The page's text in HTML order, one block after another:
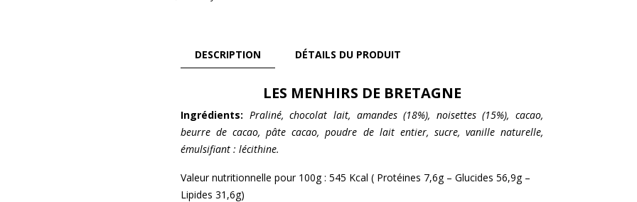
DESCRIPTION DÉTAILS DU PRODUIT
LES MENHIRS DE BRETAGNE
Ingrédients: Praliné, chocolat lait, amandes (18%), noisettes (15%), cacao,
beurre de cacao, pâte cacao, poudre de lait entier, sucre, vanille naturelle,
émulsifiant : lécithine.
Valeur nutritionnelle pour 100g : 545 Kcal ( Protéines 7,6g – Glucides 56,9g –
Lipides 31,6g)